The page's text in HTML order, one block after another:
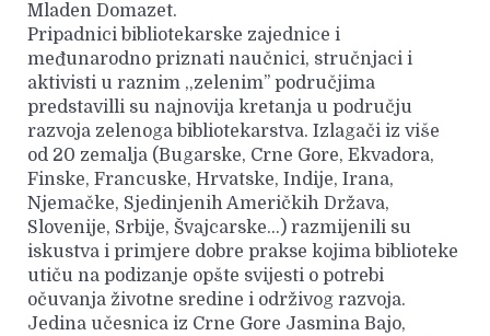
Mladen Domazet.
Pripadnici bibliotekarske zajednice i
međunarodno priznati naučnici, stručnjaci i
aktivisti u raznim ,,zelenim’’ područjima
predstavilli su najnovija kretanja u području
razvoja zelenoga bibliotekarstva. Izlagači iz više
od 20 zemalja (Bugarske, Crne Gore, Ekvadora,
Finske, Francuske, Hrvatske, Indije, Irana,
Njemačke, Sjedinjenih Američkih Država,
Slovenije, Srbije, Švajcarske…) razmijenili su
iskustva i primjere dobre prakse kojima biblioteke
utiču na podizanje opšte svijesti o potrebi
očuvanja životne sredine i održivog razvoja.
Jedina učesnica iz Crne Gore Jasmina Bajo,